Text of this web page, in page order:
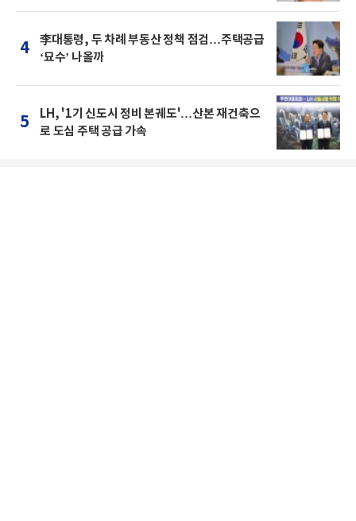
4
李대통령, 두 차례 부동산 정책 점검…주택공급
‘묘수’ 나올까
5
LH, '1기 신도시 정비 본궤도'…산본 재건축으
로 도심 주택 공급 가속